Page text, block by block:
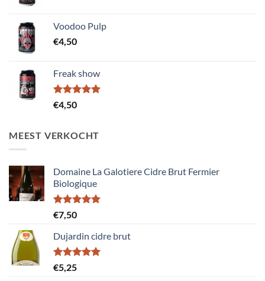
Voodoo Pulp
€4,50
Freak show
Gewaardeerd
5.00
€4,50
MEEST VERKOCHT
Domaine La Galotiere Cidre Brut Fermier
Biologique
Gewaardeerd
5.00
€7,50
Dujardin cidre brut
Gewaardeerd
5.00
€5,25